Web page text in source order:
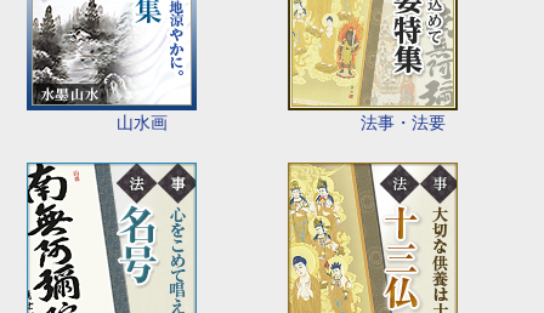
山水画 法事・法要